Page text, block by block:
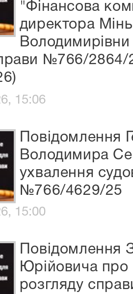
"Фінансова
директора
№766/
15:06
Повідомлення
Володимира
ухвалення
№766/4629/25
15:00
Повідомлення
Юрійовича про
розгляду